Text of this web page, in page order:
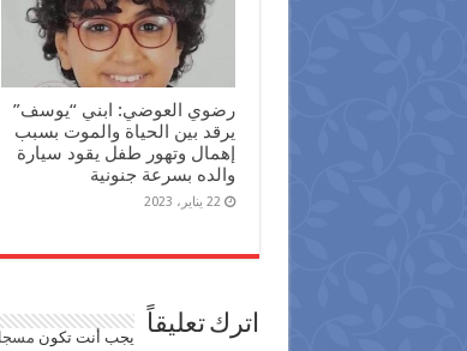
رضوي العوضي: ابني “يوسف”
يرقد بين الحياة والموت بسبب
إهمال وتهور طفل يقود سيارة
والده بسرعة جنونية
22 يناير، 2023
اترك تعليقاً يجب أنت تكون